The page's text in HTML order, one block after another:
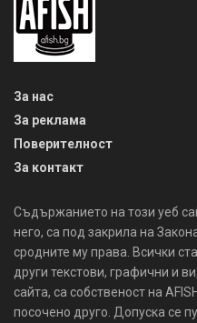
За нас
За реклама
Поверителност
За контакт
Съдържанието на този уеб
него, са под закрила на
сродните му права. Всички
други текстови, графични и
сайта, са собственост на
посочено друго. Допуска се